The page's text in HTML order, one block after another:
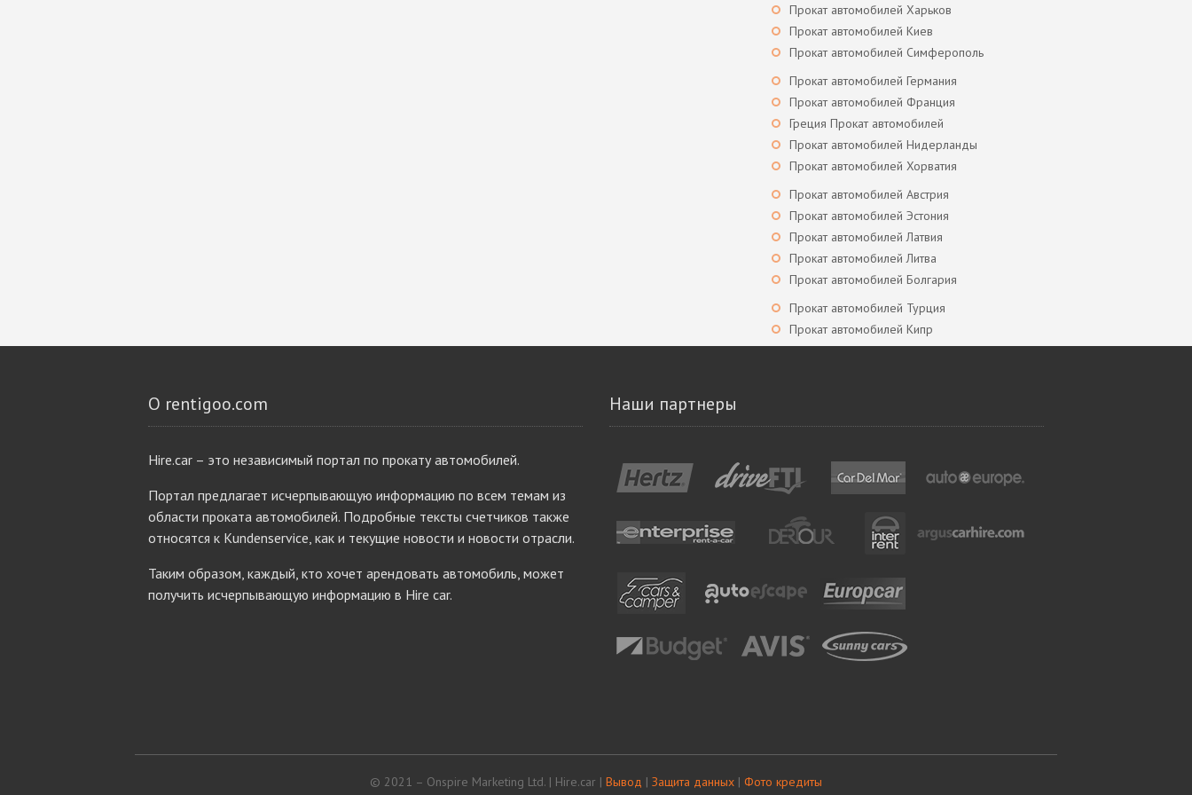
Прокат автомобилей Харьков
Прокат автомобилей Киев
Прокат автомобилей Симферополь
Прокат автомобилей Германия
Прокат автомобилей Франция
Греция Прокат автомобилей
Прокат автомобилей Нидерланды
Прокат автомобилей Хорватия
Прокат автомобилей Австрия
Прокат автомобилей Эстония
Прокат автомобилей Латвия
Прокат автомобилей Литва
Прокат автомобилей Болгария
Прокат автомобилей Турция
Прокат автомобилей Кипр
О rentigoo.com
Hire.car – это независимый портал по прокату автомобилей.
Портал предлагает исчерпывающую информацию по всем темам из
области проката автомобилей. Подробные тексты счетчиков также
относятся к Kundenservice, как и текущие новости и новости отрасли.
Таким образом, каждый, кто хочет арендовать автомобиль, может
получить исчерпывающую информацию в Hire car.
Наши партнеры
© 2021 – Onspire Marketing Ltd. | Hire.car | Вывод | Защита данных | Фото кредиты